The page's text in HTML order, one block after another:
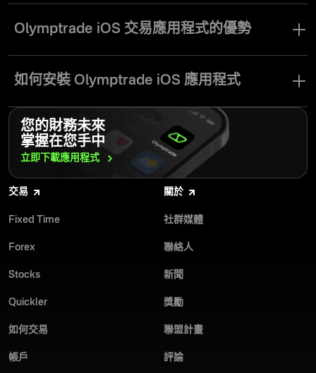
Olymptrade iOS 交易應用程式，您不再需要受限於桌上型電腦。
現代行動應用程式提供與桌面平台相同的交易功能。Olymptrade
隨時隨地都能順暢交易。
Olymptrade iOS 交易應用程式的優勢
性：
快速、便利且免費：隨時隨地輕鬆交易。
全面相容：適用於 iPhone 和 iPad。
使用者友善介面：直覺化設計，輕鬆導航。
全方位工具：市場趨勢分析、指標、震盪指標、交易訊號等。
使用模擬帳戶練習：無風險提升您的技能。
24/7 多語言客服支援：隨時提供協助。
立即下載 Olymptrade iOS 應用程式，提升您的交易體驗。
如何安裝 Olymptrade iOS 應用程式
安裝 Olymptrade iOS 交易應用程式
很簡單。請依照以下步驟操作：
從 App Store 下載此應用程式。
在應用程式上註冊或登入您的帳戶。
開始在模擬帳戶上練習交易。準備好後，請以 17 種可用貨幣中的
任一種進行存款，以開始實盤交易。
Olymptrade 以其易於使用的介面和優渥的交易條件，從眾多線上交
易應用程式中脫穎而出。立即下載 Olymptrade iOS 應用程式，發揮
您的財務未來
掌握在您手中
立即下載應用程式
交易
Fixed Time
Forex
Stocks
Quickler
如何交易
帳戶
關於
社群媒體
聯絡人
新聞
獎勵
聯盟計畫
評論